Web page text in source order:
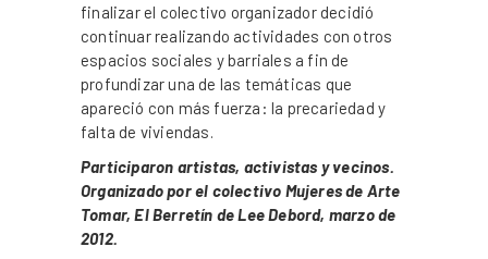
finalizar el colectivo organizador decidió
continuar realizando actividades con otros
espacios sociales y barriales a fin de
profundizar una de las temáticas que
apareció con más fuerza: la precariedad y
falta de viviendas.
Participaron artistas, activistas y vecinos.
Organizado por el colectivo Mujeres de Arte
Tomar, El Berretín de Lee Debord, marzo de
2012.